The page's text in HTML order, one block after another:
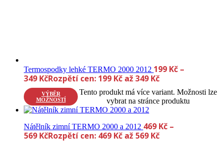
Termospodky lehké TERMO 2000 2012 199 Kč –
349 KčRozpětí cen: 199 Kč až 349 Kč
VÝBĚR
MOŽNOSTÍ
Tento produkt má více variant. Možnosti lze
vybrat na stránce produktu
Nátělník zimní TERMO 2000 a 2012 469 Kč –
569 KčRozpětí cen: 469 Kč až 569 Kč